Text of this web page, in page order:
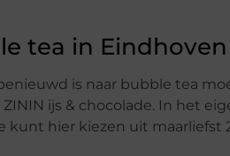
tea in Eindhoven
is naar bubble tea
ZININ ijs & chocolade. In het
hier kiezen uit maarliefst